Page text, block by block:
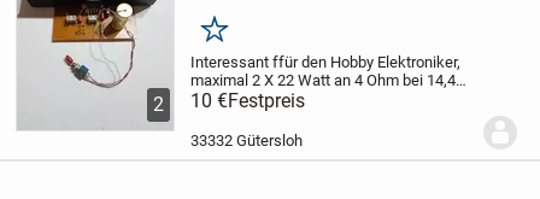
2
Merken
Interessant ffür den Hobby Elektroniker,
maximal 2 X 22 Watt an 4 Ohm bei 14,4
Volt Klirrfaktor o,5 % bei 2 X 17
Watt,Frequenzgang 20 Hz
Spannungsverstärkung 26 db,
10 €Festpreis
33332 Gütersloh